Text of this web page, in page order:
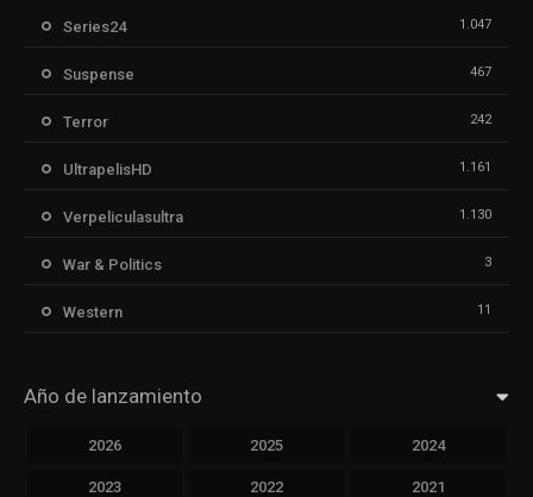
Series24 1.047
Suspense 467
Terror 242
UltrapelisHD 1.161
Verpeliculasultra 1.130
War & Politics 3
Western 11
Año de lanzamiento
2026 2025 2024
2023 2022 2021